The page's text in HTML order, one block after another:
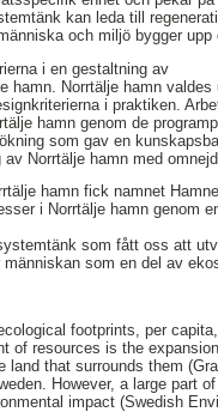
kan leda till
och miljö bygger
i en gestaltning av
hamn. Norrtälje hamn
i praktiken.
hamn genom de
som gav en
Norrtälje hamn med
hamn fick namnet
i Norrtälje hamn genom
som fått oss att
som en del av
footprints, per
of resources is the
land that surrounds them
However, a large part
impact (Swedish